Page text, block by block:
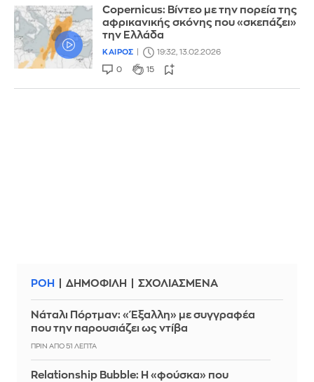
Copernicus: Βίντεο με την πορεία της
αφρικανικής σκόνης που «σκεπάζει»
την Ελλάδα
ΚΑΙΡΟΣ 19:32, 13.02.2026
0 15
ΡΟΗ ΔΗΜΟΦΙΛΗ ΣΧΟΛΙΑΣΜΕΝΑ
Νάταλι Πόρτμαν: «Έξαλλη» με συγγραφέα
που την παρουσιάζει ως ντίβα
ΠΡΙΝ ΑΠΌ 51 ΛΕΠΤΆ
Relationship Bubble: Η «φούσκα» που